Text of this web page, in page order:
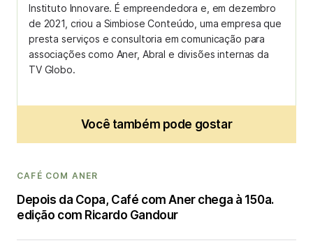
Instituto Innovare. É empreendedora e, em dezembro
de 2021, criou a Simbiose Conteúdo, uma empresa que
presta serviços e consultoria em comunicação para
associações como Aner, Abral e divisões internas da
TV Globo.
Você também pode gostar
CAFÉ COM ANER
Depois da Copa, Café com Aner chega à 150a.
edição com Ricardo Gandour